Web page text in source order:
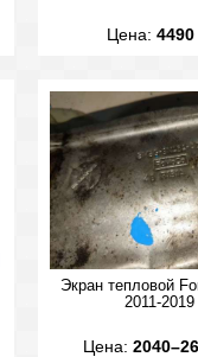
Цена: 4490
Экран тепловой
2011-2019
Цена: